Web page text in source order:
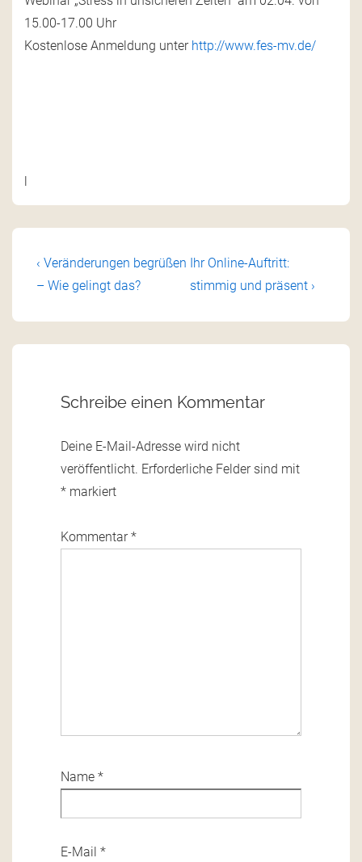
15.00-17.00 Uhr
Kostenlose Anmeldung unter http://www.fes-mv.de/
‹ Veränderungen begrüßen
– Wie gelingt das?
Ihr Online-Auftritt:
stimmig und präsent ›
Schreibe einen Kommentar
Deine E-Mail-Adresse wird nicht
veröffentlicht. Erforderliche Felder sind mit
* markiert
Kommentar*
Name *
E-Mail *